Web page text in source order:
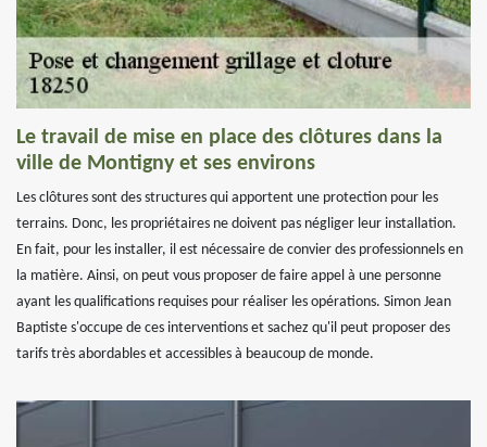
Le travail de mise en place des clôtures dans la
ville de Montigny et ses environs
Les clôtures sont des structures qui apportent une protection pour les
terrains. Donc, les propriétaires ne doivent pas négliger leur installation.
En fait, pour les installer, il est nécessaire de convier des professionnels en
la matière. Ainsi, on peut vous proposer de faire appel à une personne
ayant les qualifications requises pour réaliser les opérations. Simon Jean
Baptiste s'occupe de ces interventions et sachez qu'il peut proposer des
tarifs très abordables et accessibles à beaucoup de monde.